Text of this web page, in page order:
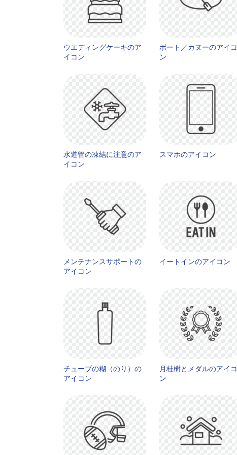
ウエディングケーキのア
イコン
ボート／カヌーのアイコ
ン
水道管の凍結に注意のア
イコン
スマホのアイコン
メンテナンスサポートの
アイコン
イートインのアイコン
チューブの糊（のり）の
アイコン
月桂樹とメダルのアイコ
ン